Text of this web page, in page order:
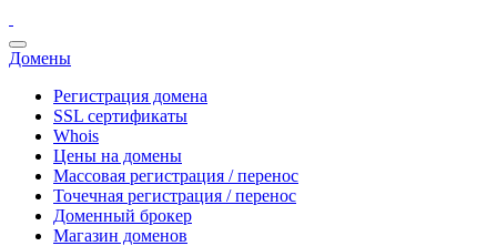
Домены
Регистрация домена
SSL сертификаты
Whois
Цены на домены
Массовая регистрация / перенос
Точечная регистрация / перенос
Доменный брокер
Магазин доменов